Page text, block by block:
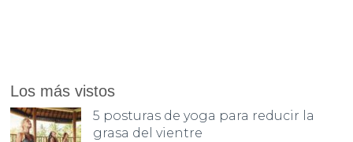
Los más vistos
5 posturas de yoga para reducir la
grasa del vientre